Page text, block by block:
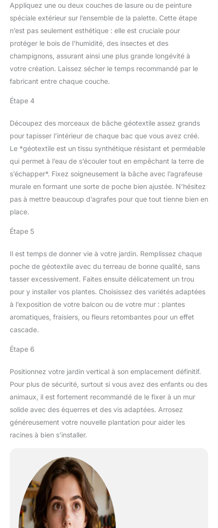
Appliquez une ou deux couches de lasure ou de peinture
spéciale extérieur sur l’ensemble de la palette. Cette étape
n’est pas seulement esthétique : elle est cruciale pour
protéger le bois de l’humidité, des insectes et des
champignons, assurant ainsi une plus grande longévité à
votre création. Laissez sécher le temps recommandé par le
fabricant entre chaque couche.
Étape 4
Découpez des morceaux de bâche géotextile assez grands
pour tapisser l’intérieur de chaque bac que vous avez créé.
Le *géotextile est un tissu synthétique résistant et perméable
qui permet à l’eau de s’écouler tout en empêchant la terre de
s’échapper*. Fixez soigneusement la bâche avec l’agrafeuse
murale en formant une sorte de poche bien ajustée. N’hésitez
pas à mettre beaucoup d’agrafes pour que tout tienne bien en
place.
Étape 5
Il est temps de donner vie à votre jardin. Remplissez chaque
poche de géotextile avec du terreau de bonne qualité, sans
tasser excessivement. Faites ensuite délicatement un trou
pour y installer vos plantes. Choisissez des variétés adaptées
à l’exposition de votre balcon ou de votre mur : plantes
aromatiques, fraisiers, ou fleurs retombantes pour un effet
cascade.
Étape 6
Positionnez votre jardin vertical à son emplacement définitif.
Pour plus de sécurité, surtout si vous avez des enfants ou des
animaux, il est fortement recommandé de le fixer à un mur
solide avec des équerres et des vis adaptées. Arrosez
généreusement votre nouvelle plantation pour aider les
racines à bien s’installer.